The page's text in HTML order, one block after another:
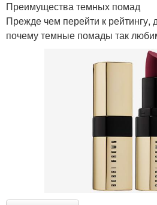
Преимущества темных помад
Прежде чем перейти к рейтингу,
почему темные помады так